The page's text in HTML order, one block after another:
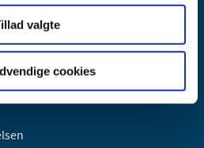
valgte
cookies
del af